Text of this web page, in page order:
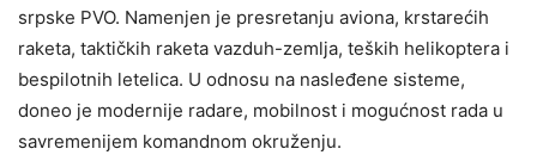
srpske PVO. Namenjen je presretanju aviona, krstarećih
raketa, taktičkih raketa vazduh-zemlja, teških helikoptera i
bespilotnih letelica. U odnosu na nasleđene sisteme,
doneo je modernije radare, mobilnost i mogućnost rada u
savremenijem komandnom okruženju.